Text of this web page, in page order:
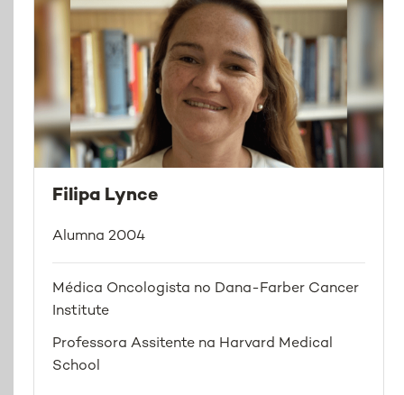
Filipa Lynce
Alumna 2004
Médica Oncologista no Dana-Farber Cancer
Institute
Professora Assitente na Harvard Medical
School